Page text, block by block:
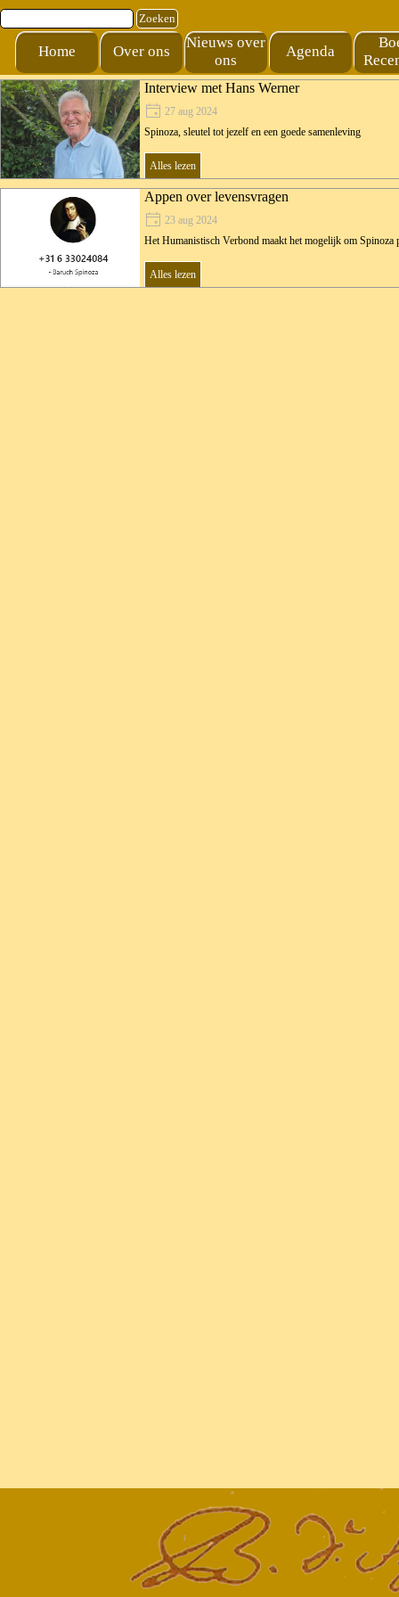
Ga naar de inhoud
Zoeken
Home Over ons
Nieuws over
ons
Agenda
Interview met Hans Werner
27 aug 2024
Spinoza, sleutel tot jezelf en een goede samenleving
Alles lezen
Appen over levensvragen
23 aug 2024
Het Humanistisch Verbond maakt het mogelijk om Spinoza
Alles lezen